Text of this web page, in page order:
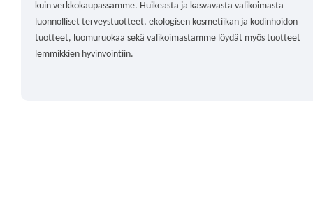
kuin verkkokaupassamme. Huikeasta ja kasvavasta valikoimasta
luonnolliset terveystuotteet, ekologisen kosmetiikan ja kodinhoidon
tuotteet, luomuruokaa sekä valikoimastamme löydät myös tuotteet
lemmikkien hyvinvointiin.